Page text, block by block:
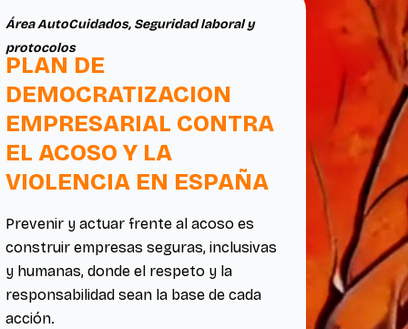
Área AutoCuidados, Seguridad laboral y
protocolos
PLAN DE
DEMOCRATIZACION
EMPRESARIAL CONTRA
EL ACOSO Y LA
VIOLENCIA EN ESPAÑA
Prevenir y actuar frente al acoso es
construir empresas seguras, inclusivas
y humanas, donde el respeto y la
responsabilidad sean la base de cada
acción.